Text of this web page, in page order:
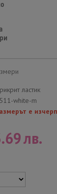
ластик
white-m
е
лв.